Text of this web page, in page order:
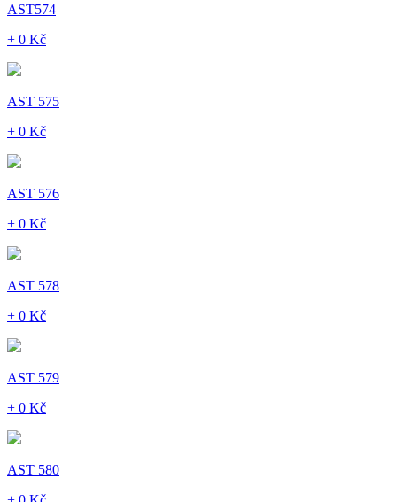
AST574
+ 0 Kč
AST 575
+ 0 Kč
AST 576
+ 0 Kč
AST 578
+ 0 Kč
AST 579
+ 0 Kč
AST 580